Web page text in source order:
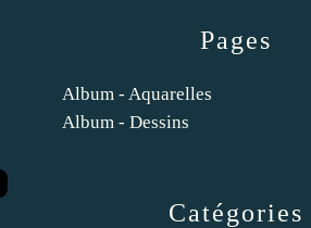
Catégories
Pages
Album - Aquarelles
Album - Dessins